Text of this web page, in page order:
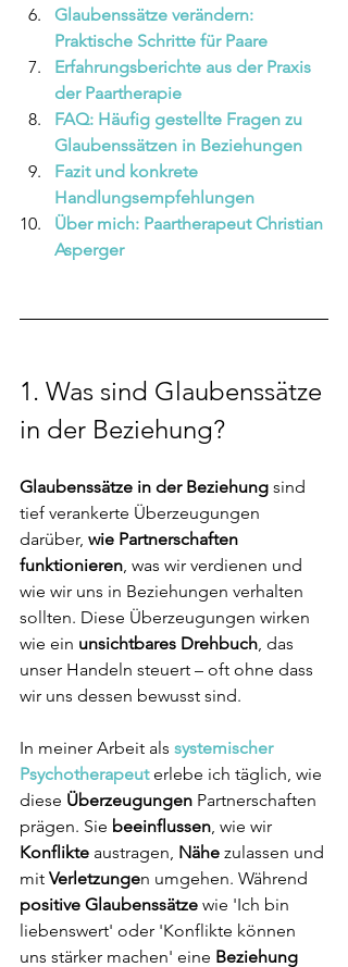
Glaubenssätze verändern:
Praktische Schritte für Paare
Erfahrungsberichte aus der Praxis
der Paartherapie
FAQ: Häufig gestellte Fragen zu
Glaubenssätzen in Beziehungen
Fazit und konkrete
Handlungsempfehlungen
Über mich: Paartherapeut Christian
Asperger
1. Was sind Glaubenssätze
in der Beziehung?
Glaubenssätze in der Beziehung sind
tief verankerte Überzeugungen
darüber, wie Partnerschaften
funktionieren , was wir verdienen und
wie wir uns in Beziehungen verhalten
sollten. Diese Überzeugungen wirken
wie ein unsichtbares Drehbuch , das
unser Handeln steuert – oft ohne dass
wir uns dessen bewusst sind.
In meiner Arbeit als systemischer
Psychotherapeut erlebe ich täglich, wie
diese Überzeugungen Partnerschaften
prägen. Sie beeinflussen , wie wir
Konflikte austragen, Nähe zulassen und
mit Verletzungen umgehen. Während
positive Glaubenssätze wie 'Ich bin
liebenswert' oder 'Konflikte können
uns stärker machen' eine Beziehung